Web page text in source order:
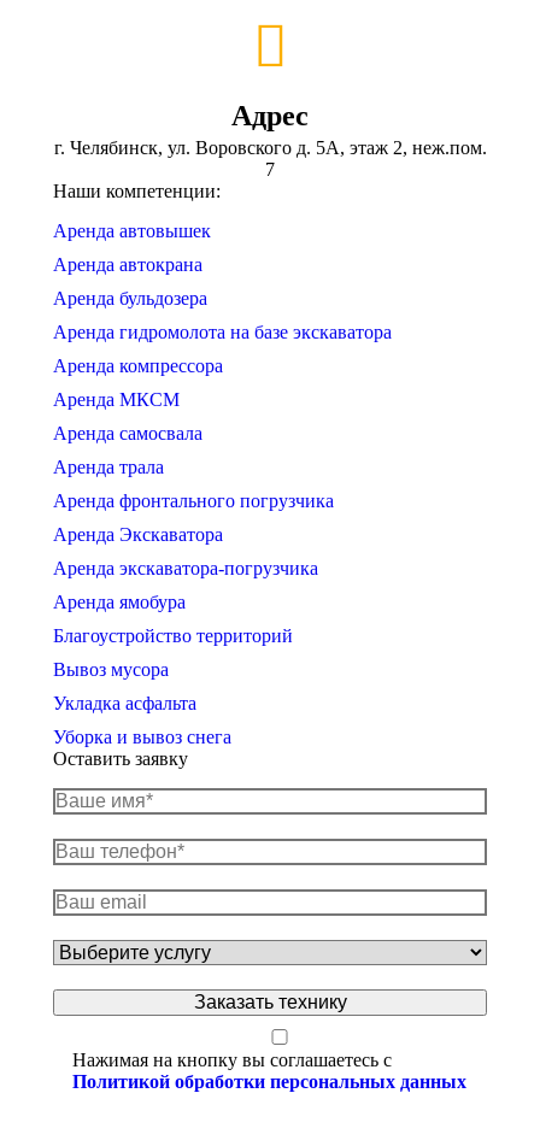
Адрес
г. Челябинск, ул. Воровского д. 5А, этаж 2, неж.пом.
7
Наши компетенции:
Аренда автовышек
Аренда автокрана
Аренда бульдозера
Аренда гидромолота на базе экскаватора
Аренда компрессора
Аренда МКСМ
Аренда самосвала
Аренда трала
Аренда фронтального погрузчика
Аренда Экскаватора
Аренда экскаватора-погрузчика
Аренда ямобура
Благоустройство территорий
Вывоз мусора
Укладка асфальта
Уборка и вывоз снега
Оставить заявку
Нажимая на кнопку вы соглашаетесь с
Политикой обработки персональных данных